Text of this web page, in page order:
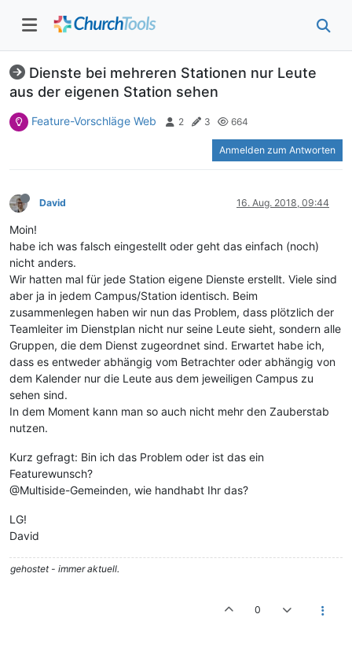
Dienste bei mehreren Stationen nur Leute
aus der eigenen Station sehen
Feature-Vorschläge Web 2 3 664
Anmelden zum Antworten
David 16. Aug. 2018, 09:44
Moin!
habe ich was falsch eingestellt oder geht das einfach (noch)
nicht anders.
Wir hatten mal für jede Station eigene Dienste erstellt. Viele sind
aber ja in jedem Campus/Station identisch. Beim
zusammenlegen haben wir nun das Problem, dass plötzlich der
Teamleiter im Dienstplan nicht nur seine Leute sieht, sondern alle
Gruppen, die dem Dienst zugeordnet sind. Erwartet habe ich,
dass es entweder abhängig vom Betrachter oder abhängig von
dem Kalender nur die Leute aus dem jeweiligen Campus zu
sehen sind.
In dem Moment kann man so auch nicht mehr den Zauberstab
nutzen.
Kurz gefragt: Bin ich das Problem oder ist das ein
Featurewunsch?
@Multiside-Gemeinden, wie handhabt Ihr das?
LG!
David
gehostet - immer aktuell.
0